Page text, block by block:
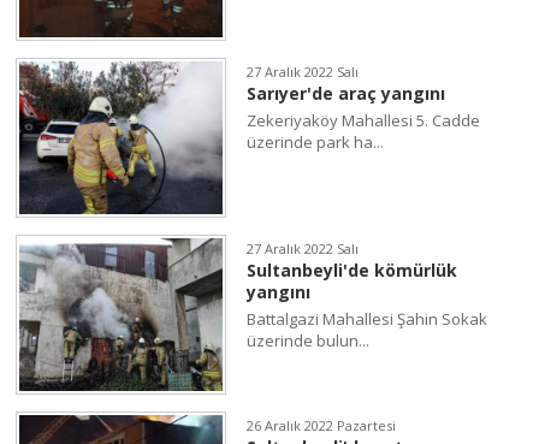
27 Aralık 2022 Salı
Sarıyer'de araç yangını
Zekeriyaköy Mahallesi 5. Cadde
üzerinde park ha...
27 Aralık 2022 Salı
Sultanbeyli'de kömürlük
yangını
Battalgazi Mahallesi Şahin Sokak
üzerinde bulun...
26 Aralık 2022 Pazartesi